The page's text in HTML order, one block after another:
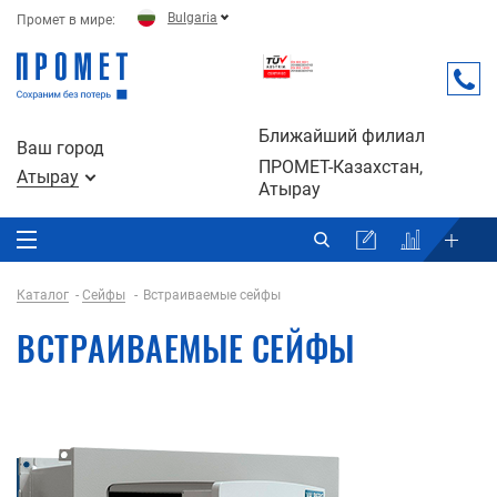
Промет в мире: Bulgaria
Ваш город
Атырау
Ближайший филиал
ПРОМЕТ-Казахстан,
Атырау
Каталог Сейфы Встраиваемые сейфы
ВСТРАИВАЕМЫЕ СЕЙФЫ